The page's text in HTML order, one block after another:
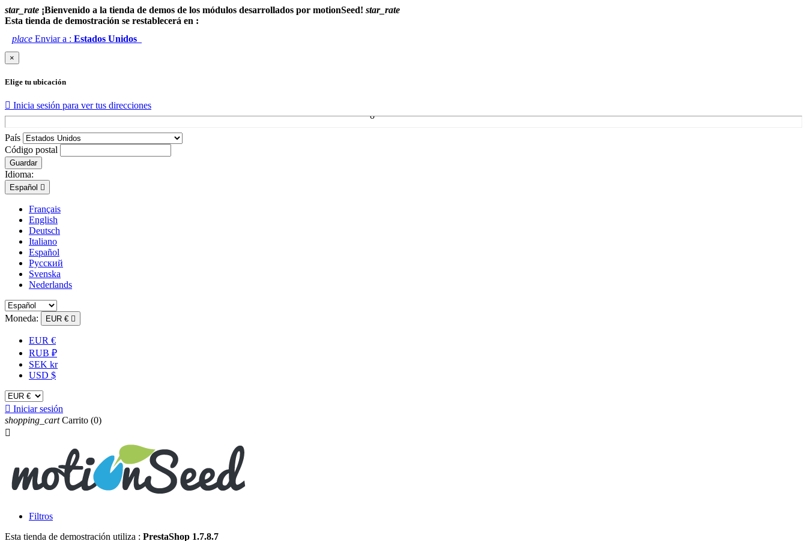
star_rate ¡Bienvenido a la tienda de demos de los módulos desarrollados por motionSeed! star_rate
Esta tienda de demostración se restablecerá en :
place Enviar a : Estados Unidos
×
Elige tu ubicación
 Inicia sesión para ver tus direcciones
País
Código postal
Guardar
Idioma:
Español 
Français
English
Deutsch
Italiano
Español
Русский
Svenska
Nederlands
Moneda: EUR € 
EUR €
RUB ₽
SEK kr
USD $
 Iniciar sesión
shopping_cart Carrito (0)

Filtros
Esta tienda de demostración utiliza : PrestaShop 1.7.8.7